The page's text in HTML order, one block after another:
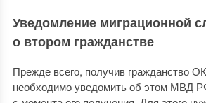
Уведомление миграционной
о втором гражданстве
Прежде всего, получив гражданство
необходимо уведомить об этом МВД